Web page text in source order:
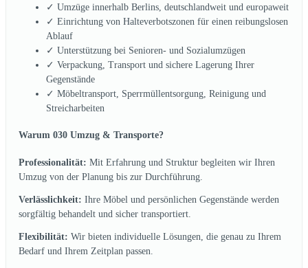
✓ Umzüge innerhalb Berlins, deutschlandweit und europaweit
✓ Einrichtung von Halteverbotszonen für einen reibungslosen
Ablauf
✓ Unterstützung bei Senioren- und Sozialumzügen
✓ Verpackung, Transport und sichere Lagerung Ihrer
Gegenstände
✓ Möbeltransport, Sperrmüllentsorgung, Reinigung und
Streicharbeiten
Warum 030 Umzug & Transporte?
Professionalität: Mit Erfahrung und Struktur begleiten wir Ihren
Umzug von der Planung bis zur Durchführung.
Verlässlichkeit: Ihre Möbel und persönlichen Gegenstände werden
sorgfältig behandelt und sicher transportiert.
Flexibilität: Wir bieten individuelle Lösungen, die genau zu Ihrem
Bedarf und Ihrem Zeitplan passen.